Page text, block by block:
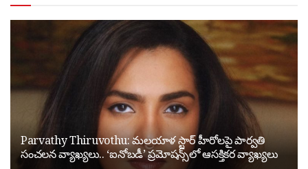
Parvathy Thiruvothu: మలయాళ స్టార్ హీరోలపై పార్వతి
సంచలన వ్యాఖ్యలు.. ‘ఐనోబడీ’ ప్రమోషన్స్‌లో ఆసక్తికర వ్యాఖ్యలు